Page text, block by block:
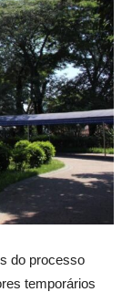
do processo
temporários